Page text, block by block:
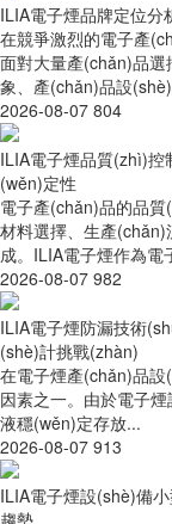
ILIA電子煙品牌定位
在競爭激烈的電子產
面對大量產(chǎn)品
象、產(chǎn)品設
2026-08-07 804
ILIA電子煙品質(zhì)
(wěn)定性
電子產(chǎn)品的品
材料選擇、生產
成。ILIA電子煙作為電
2026-08-07 982
ILIA電子煙防漏技術
(shè)計挑戰(zhàn)
在電子煙產(chǎn)品
因素之一。由於電子
液穩(wěn)定存放...
2026-08-07 913
ILIA電子煙設(shè)備
趨勢